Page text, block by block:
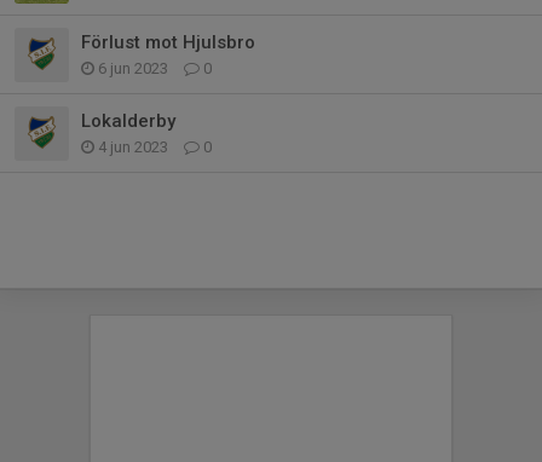
Förlust mot Hjulsbro
6 jun 2023 0
Lokalderby
4 jun 2023 0